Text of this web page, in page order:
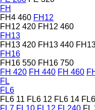
FH
FH4 460 FH12
FH12 420 FH12 460
FH13
FH13 420 FH13 440
FH16
FH16 550 FH16 750
FH 420 FH 440 FH 460
FL
FL6
FL6 11 FL6 12 FL6 14
FL7 FL10 FL12 FL240 FL